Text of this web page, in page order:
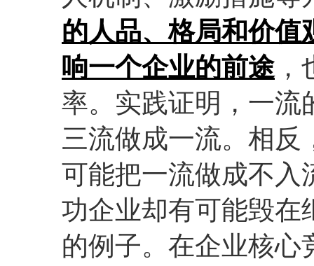
的人品、格局和价值
响一个企业的前途
率。实践证明，一流
三流做成一流。相反
可能把一流做成不入
功企业却有可能毁在
的例子。在企业核心